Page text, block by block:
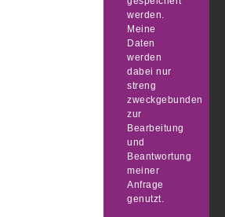
werden.
Meine
Daten
werden
dabei nur
streng
zweckgebunden
zur
Bearbeitung
und
Beantwortung
meiner
Anfrage
genutzt.